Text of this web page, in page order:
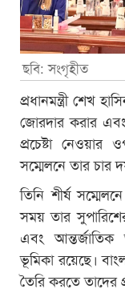
ছবি: সংগৃহীত
প্রধানমন্ত্রী শেখ
জোরদার করার
প্রচেষ্টা নেওয়ার
সম্মেলনে তার চার
তিনি শীর্ষ
সময় তার
এবং আন্তর্জাতিক
ভূমিকা রয়েছে।
তৈরি করতে তাদের